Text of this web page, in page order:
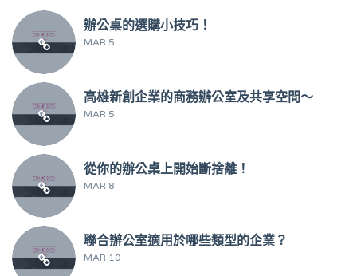
辦公桌的選購小技巧！
MAR 5
高雄新創企業的商務辦公室及共享空間～
MAR 5
從你的辦公桌上開始斷捨離！
MAR 8
聯合辦公室適用於哪些類型的企業？
MAR 10